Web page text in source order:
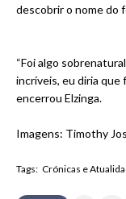
descobrir o nome do
“Foi algo
incríveis, eu diria que
encerrou Elzinga.
Imagens: Timothy
Tags: Crónicas e